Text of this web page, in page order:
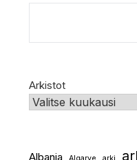
Arkistot
Albania